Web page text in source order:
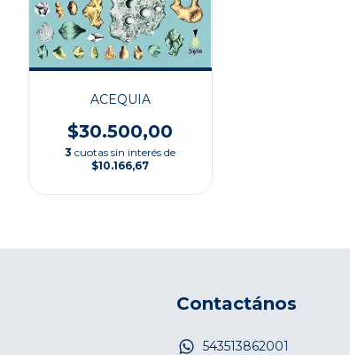
ACEQUIA
$30.500,00
3 cuotas sin interés de
$10.166,67
Contactános
543513862001